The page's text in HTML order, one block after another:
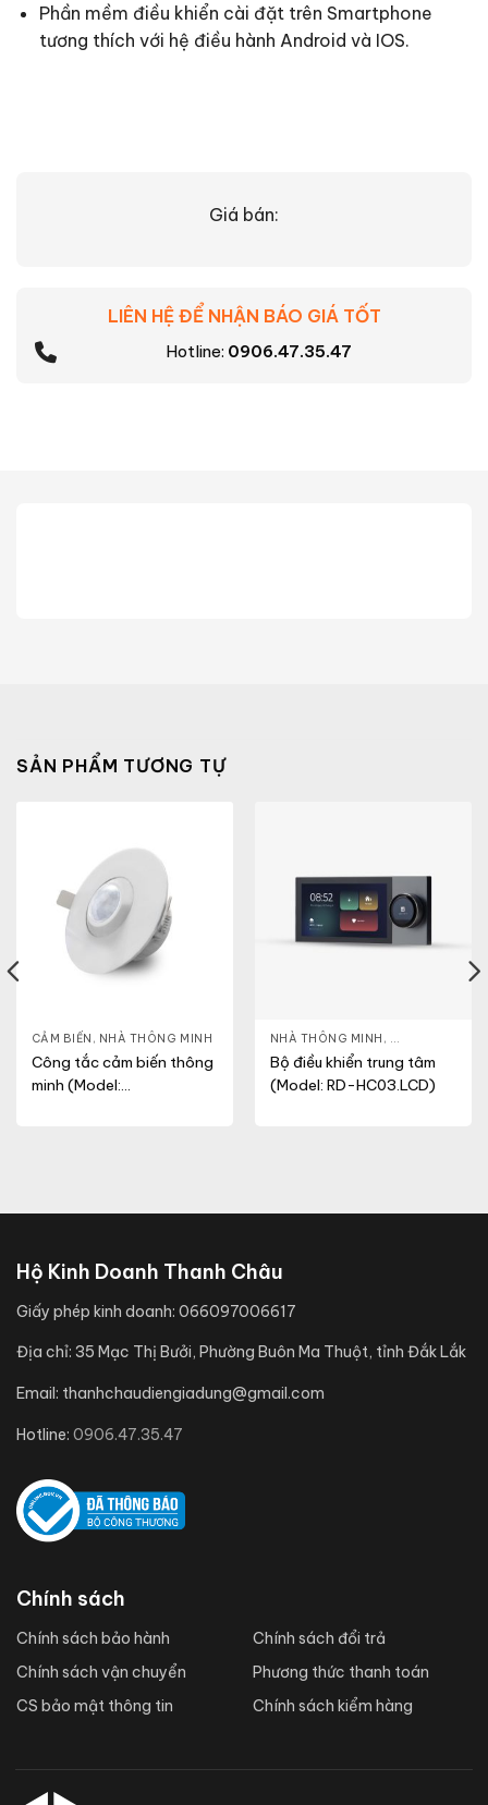
Phần mềm điều khiển cài đặt trên Smartphone
tương thích với hệ điều hành Android và IOS.
Giá bán:
LIÊN HỆ ĐỂ NHẬN BÁO GIÁ TỐT
Hotline: 0906.47.35.47
SẢN PHẨM TƯƠNG TỰ
CẢM BIẾN , NHÀ THÔNG MINH
Công tắc cảm biến thông
minh (Model:
NHÀ THÔNG MINH , THIẾT BỊ
Bộ điều khiển trung tâm
(Model: RD-HC03.LCD)
Hộ Kinh Doanh Thanh Châu
Giấy phép kinh doanh: 066097006617
Địa chỉ: 35 Mạc Thị Bưởi, Phường Buôn Ma Thuột, tỉnh Đắk Lắk
Email: thanhchaudiengiadung@gmail.com
Hotline: 0906.47.35.47
Chính sách
Chính sách bảo hành
Chính sách vận chuyển
CS bảo mật thông tin
Chính sách đổi trả
Phương thức thanh toán
Chính sách kiểm hàng